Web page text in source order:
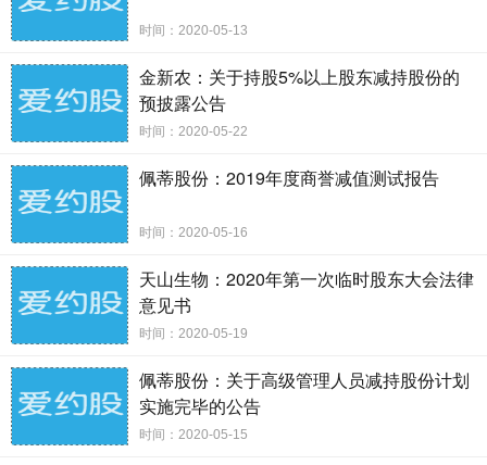
二 0 二 0 年第一次临时股东大会
法律意见书
致： 新疆天山畜牧生物工程股份有限公司
国浩律师（乌鲁木齐）事务所（下称本所）接受新疆天
山畜牧生物工程股份
律师出席公司 2020
年第一次临时股东大会，根据《中华人民共和国公司法》
（下称《公司法》）、《中
华人民共和国证券法》（下称《证券法》）、《上市公司股
东大会规则》和《新疆天
山畜牧生物工程股份有限公司章程》（下称《公司章
时间：2020-05-13
金新农：关于持股5%以上股东减持股份的
预披露公告
时间：2020-05-22
佩蒂股份：2019年度商誉减值测试报告
时间：2020-05-16
天山生物：2020年第一次临时股东大会法律
意见书
时间：2020-05-19
佩蒂股份：关于高级管理人员减持股份计划
实施完毕的公告
时间：2020-05-15